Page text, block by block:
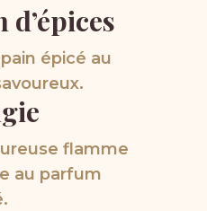
d’épices
épicé au
flamme
au parfum